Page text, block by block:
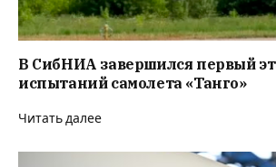
В СибНИА завершился первый
испытаний самолета «Танго»
Читать далее